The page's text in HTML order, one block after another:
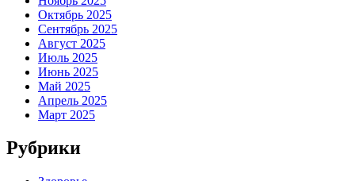
Октябрь 2025
Сентябрь 2025
Август 2025
Июль 2025
Июнь 2025
Май 2025
Апрель 2025
Март 2025
Рубрики